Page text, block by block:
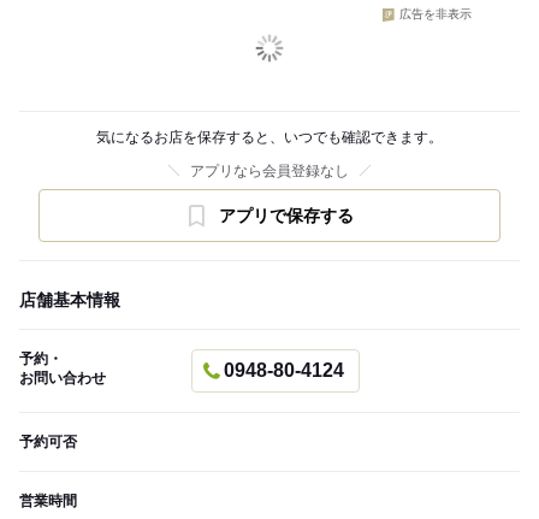
広告を非表示
気になるお店を保存すると、いつでも確認できます。
アプリなら会員登録なし
アプリで保存する
店舗基本情報
予約・
お問い合わせ
0948-80-4124
予約可否
営業時間